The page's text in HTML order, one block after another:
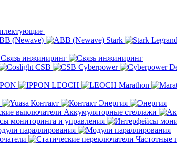
(Newave) Stark Legrand
Связь инжиниринг
CSB Cyberpower
LEOCH Marathon
Контакт
Энергия
Аккумуляторные стеллажи
мониторинга и управления
параллирования
Частотные